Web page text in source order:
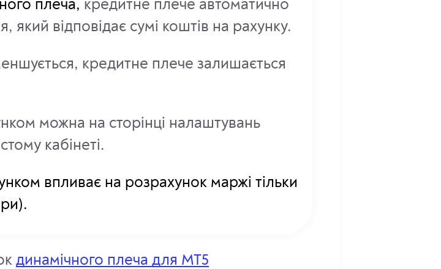
плеча, кредитне плече автоматично
який відповідає сумі коштів на рахунку.
кредитне плече залишається
можна на сторінці налаштувань
кабінеті.
впливає на розрахунок маржі тільки
динамічного плеча для MT5